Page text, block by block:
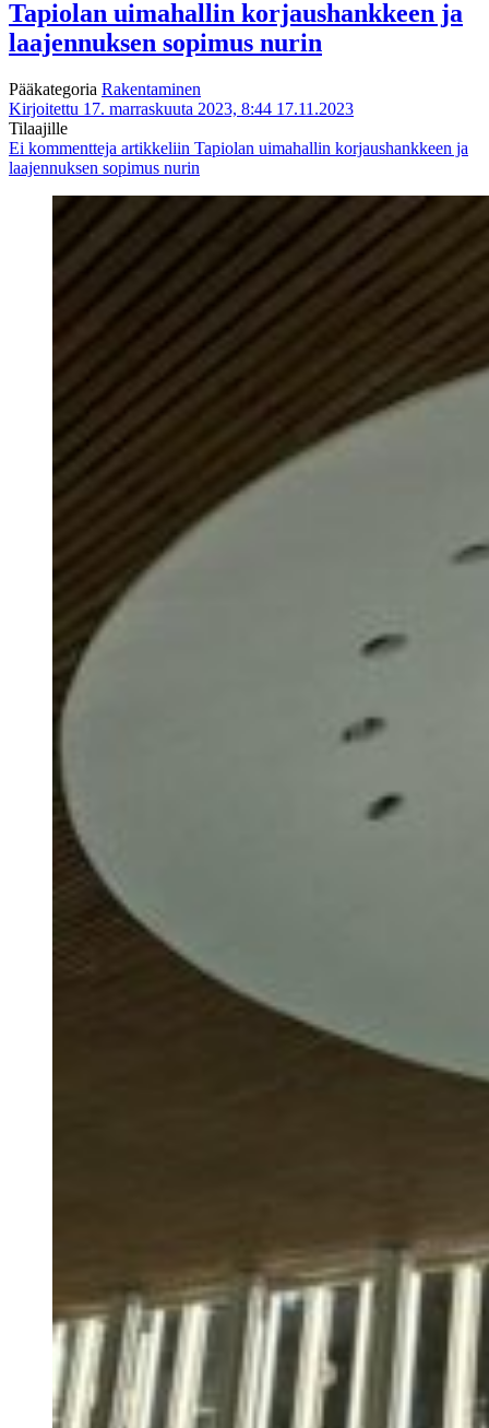
Tapiolan uimahallin korjaushankkeen ja
laajennuksen sopimus nurin
Pääkategoria Rakentaminen
Kirjoitettu 17. marraskuuta 2023, 8:44 17.11.2023
Tilaajille
Ei kommentteja artikkeliin Tapiolan uimahallin korjaushankkeen ja
laajennuksen sopimus nurin